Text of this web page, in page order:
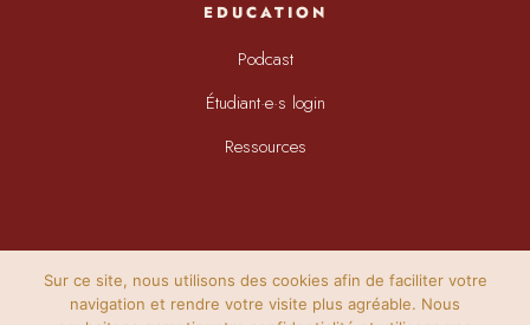
EDUCATION
Podcast
Étudiant·e·s login
Ressources
Sur ce site, nous utilisons des cookies afin de faciliter votre
navigation et rendre votre visite plus agréable. Nous